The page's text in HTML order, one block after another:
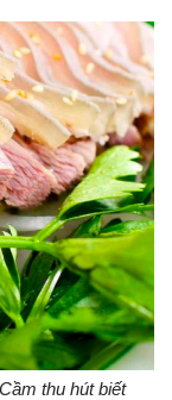
hút biết